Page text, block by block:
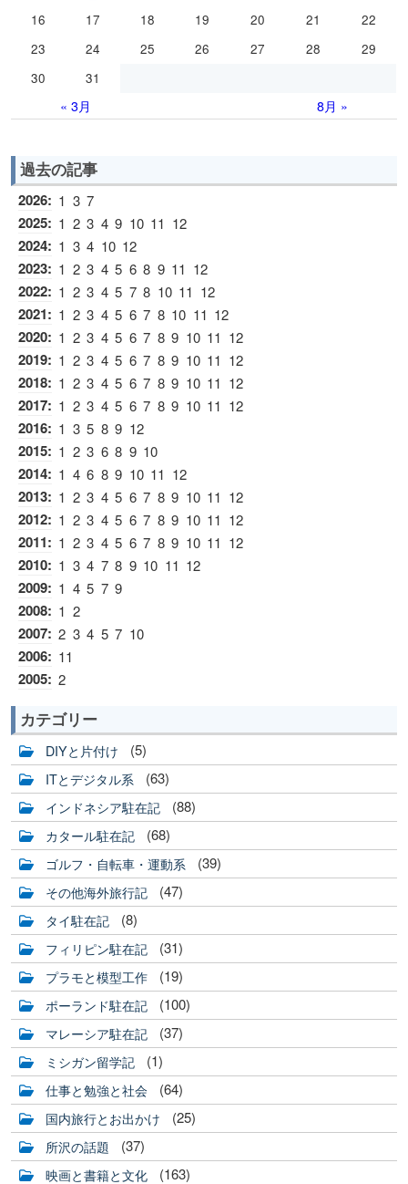
16
17 18 19 20 21
22
23
24 25 26 27 28
29
30
31
« 3月 8月 »
過去の記事
2026: 1 3 7
2025: 1 2 3 4 9 10 11 12
2024: 1 3 4 10 12
2023: 1 2 3 4 5 6 8 9 11 12
2022: 1 2 3 4 5 7 8 10 11 12
2021: 1 2 3 4 5 6 7 8 10 11 12
2020: 1 2 3 4 5 6 7 8 9 10 11 12
2019: 1 2 3 4 5 6 7 8 9 10 11 12
2018: 1 2 3 4 5 6 7 8 9 10 11 12
2017: 1 2 3 4 5 6 7 8 9 10 11 12
2016: 1 3 5 8 9 12
2015: 1 2 3 6 8 9 10
2014: 1 4 6 8 9 10 11 12
2013: 1 2 3 4 5 6 7 8 9 10 11 12
2012: 1 2 3 4 5 6 7 8 9 10 11 12
2011: 1 2 3 4 5 6 7 8 9 10 11 12
2010: 1 3 4 7 8 9 10 11 12
2009: 1 4 5 7 9
2008: 1 2
2007: 2 3 4 5 7 10
2006: 11
2005: 2
カテゴリー
DIYと片付け (5)
ITとデジタル系 (63)
インドネシア駐在記 (88)
カタール駐在記 (68)
ゴルフ・自転車・運動系 (39)
その他海外旅行記 (47)
タイ駐在記 (8)
フィリピン駐在記 (31)
プラモと模型工作 (19)
ポーランド駐在記 (100)
マレーシア駐在記 (37)
ミシガン留学記 (1)
仕事と勉強と社会 (64)
国内旅行とお出かけ (25)
所沢の話題 (37)
映画と書籍と文化 (163)